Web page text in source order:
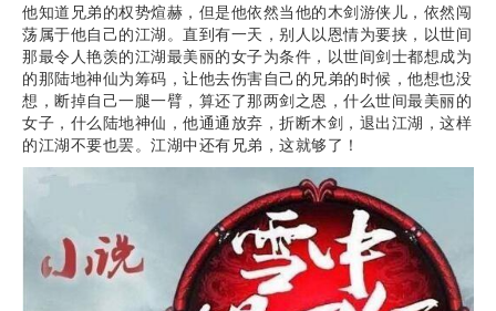
他知道兄弟的权势煊赫，但是他依然当他的木剑游侠儿，依然闯
荡属于他自己的江湖。直到有一天，别人以恩情为要挟，以世间
那最令人艳羡的江湖最美丽的女子为条件，以世间剑士都想成为
的那陆地神仙为筹码，让他去伤害自己的兄弟的时候，他想也没
想，断掉自己一腿一臂，算还了那两剑之恩，什么世间最美丽的
女子，什么陆地神仙，他通通放弃，折断木剑，退出江湖，这样
的江湖不要也罢。江湖中还有兄弟，这就够了！